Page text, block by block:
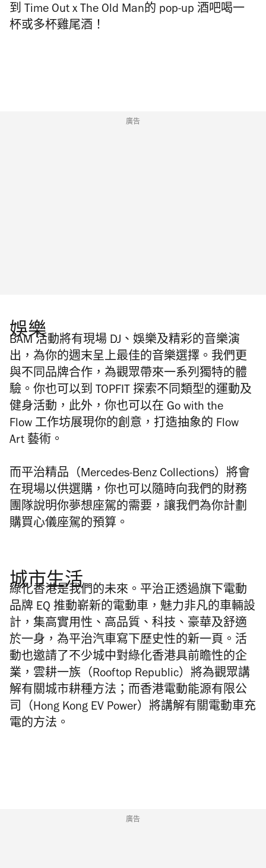
到 Time Out x The Old Man的 pop-up 酒吧喝一
杯或多杯雞尾酒！
廣告
娛樂
BAM 活動將有現場 DJ 、娛樂及精彩的音樂演
出，為你的週末呈上最佳的音樂選擇。我們更
與不同品牌合作，為觀眾帶來一系列獨特的體
驗。你也可以到 TOPFIT 探索不同類型的運動及
健身活動，此外，你也可以在 Go with the
Flow 工作坊展現你的創意，打造抽象的 Flow
Art 藝術。
而平治精品（Mercedes-Benz Collections）將會
在現場以供選購，你也可以隨時向我們的財務
團隊說明你夢想座駕的需要，讓我們為你計劃
購買心儀座駕的預算。
城市生活
綠化香港是我們的未來。平治正透過旗下電動
品牌 EQ 推動嶄新的電動車，魅力非凡的車輛設
計，集高實用性、高品質、科技、豪華及舒適
於一身，為平治汽車寫下歷史性的新一頁。活
動也邀請了不少城中對綠化香港具前瞻性的企
業，雲耕一族（Rooftop Republic）將為觀眾講
解有關城市耕種方法；而香港電動能源有限公
司（Hong Kong EV Power）將講解有關電動車充
電的方法。
廣告